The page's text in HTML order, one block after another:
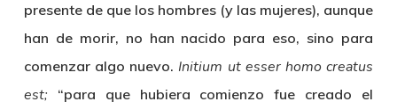
presente de que los hombres (y las mujeres), aunque
han de morir, no han nacido para eso, sino para
comenzar algo nuevo. Initium ut esser homo creatus
est; “para que hubiera comienzo fue creado el